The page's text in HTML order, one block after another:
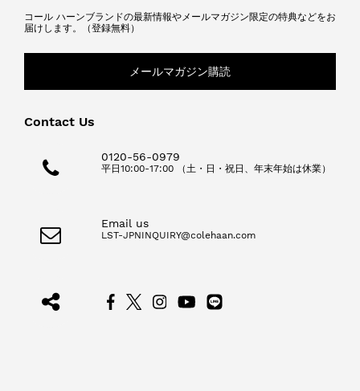
コール ハーンブランドの最新情報やメールマガジン限定の特典などをお
届けします。（登録無料）
メールマガジン購読
Contact Us
0120-56-0979
平日10:00-17:00 （土・日・祝日、年末年始は休業）
Email us
LST-JPNINQUIRY@colehaan.com